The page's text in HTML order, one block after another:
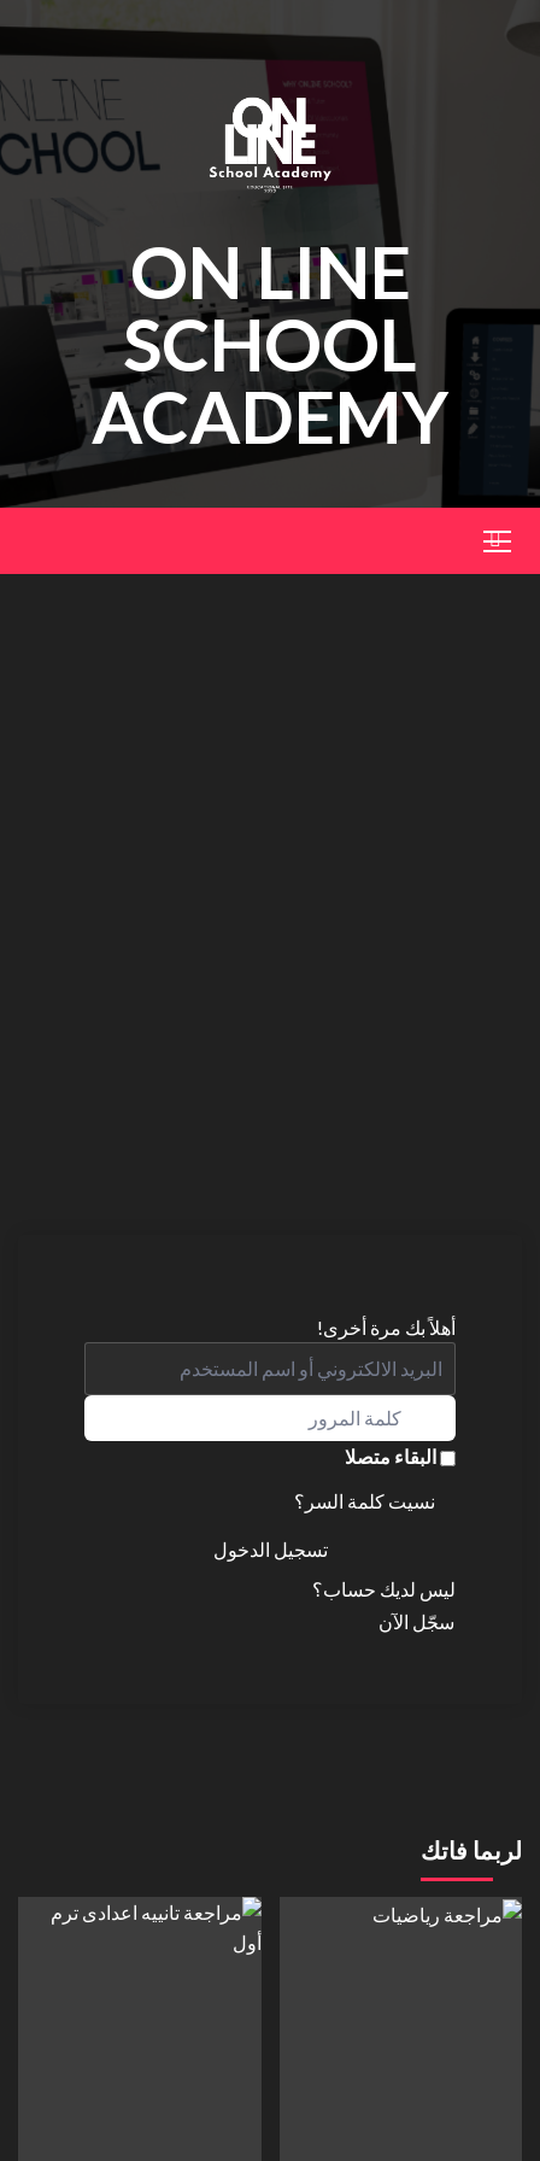
ON LINE
SCHOOL
ACADEMY
أهلاً بك مرة أخرى!
البقاء متصلا
نسيت كلمة السر؟
تسجيل الدخول
ليس لديك حساب؟
سجّل الآن
لربما فاتك